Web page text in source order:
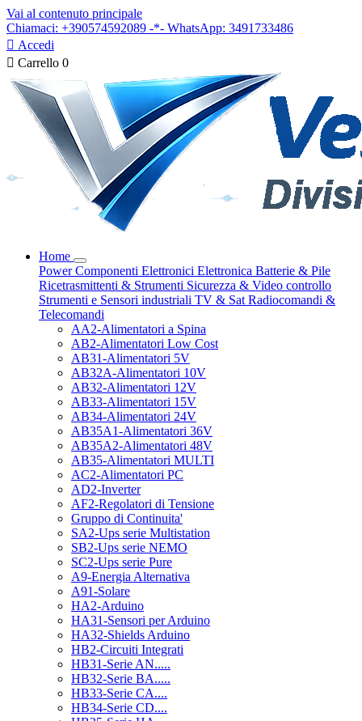
Vai al contenuto principale
Chiamaci: +390574592089 -*- WhatsApp: 3491733486
 Accedi
 Carrello 0
Home
PowerComponenti Elettronici Elettronica Batterie & Pile
Ricetrasmittenti & Strumenti Sicurezza & Video controllo
Strumenti e Sensori industriali TV & Sat Radiocomandi &
Telecomandi
AA2-Alimentatori a Spina
AB2-Alimentatori Low Cost
AB31-Alimentatori 5V
AB32A-Alimentatori 10V
AB32-Alimentatori 12V
AB33-Alimentatori 15V
AB34-Alimentatori 24V
AB35A1-Alimentatori 36V
AB35A2-Alimentatori 48V
AB35-Alimentatori MULTI
AC2-Alimentatori PC
AD2-Inverter
AF2-Regolatori di Tensione
Gruppo di Continuita'
SA2-Ups serie Multistation
SB2-Ups serie NEMO
SC2-Ups serie Pure
A9-Energia Alternativa
A91-Solare
HA2-Arduino
HA31-Sensori per Arduino
HA32-Shields Arduino
HB2-Circuiti Integrati
HB31-Serie AN.....
HB32-Serie BA.....
HB33-Serie CA....
HB34-Serie CD....